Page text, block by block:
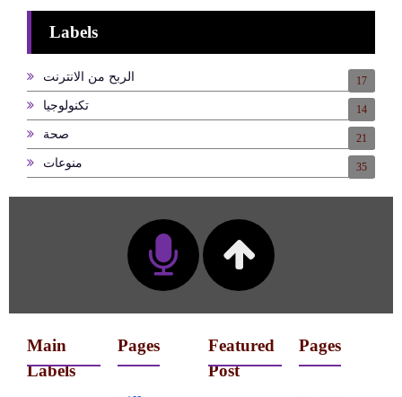
Labels
الربح من الانترنت 17
تكنولوجيا 14
صحة 21
منوعات 35
Main
Labels
Pages
Featured
Post
Pages